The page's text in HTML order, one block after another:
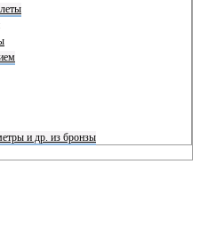
и др. из бронзы